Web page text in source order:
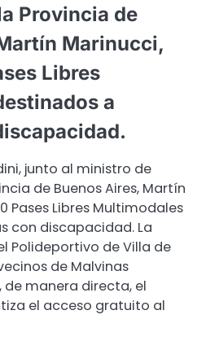
Provincia de
Marinucci,
Libres
a
junto al ministro de
de Buenos Aires, Martín
Pases Libres Multimodales
con discapacidad. La
Polideportivo de Villa de
de Malvinas
manera directa, el
el acceso gratuito al